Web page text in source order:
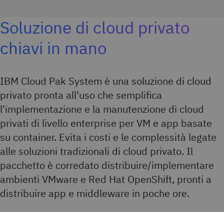
Soluzione di cloud privato
chiavi in mano
IBM Cloud Pak System è una soluzione di cloud
privato pronta all'uso che semplifica
l'implementazione e la manutenzione di cloud
privati di livello enterprise per VM e app basate
su container. Evita i costi e le complessità legate
alle soluzioni tradizionali di cloud privato. Il
pacchetto è corredato distribuire/implementare
ambienti VMware e Red Hat OpenShift, pronti a
distribuire app e middleware in poche ore.